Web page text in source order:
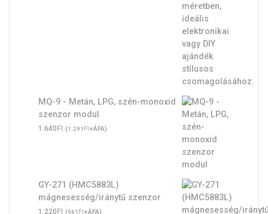
MQ-9 - Metán, LPG, szén-monoxid
szenzor modul
1.640Ft (1.291 Ft+ÁFA)
GY-271 (HMC5883L)
mágnesesség/iránytű szenzor
1.220Ft (961 Ft+ÁFA)